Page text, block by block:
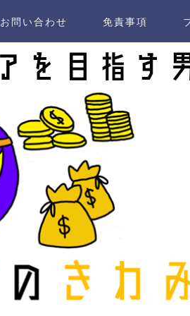
お問い合わせ 免責事項